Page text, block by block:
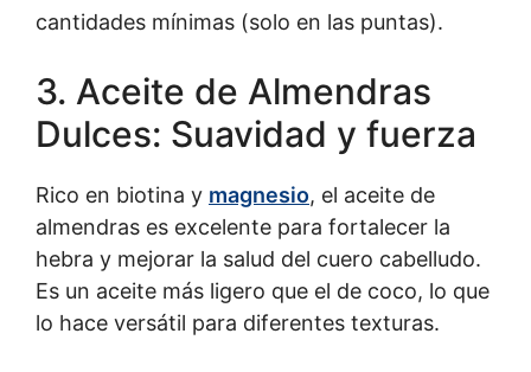
cantidades mínimas (solo en las puntas).
3. Aceite de Almendras
Dulces: Suavidad y fuerza
Rico en biotina y magnesio, el aceite de
almendras es excelente para fortalecer la
hebra y mejorar la salud del cuero cabelludo.
Es un aceite más ligero que el de coco, lo que
lo hace versátil para diferentes texturas.